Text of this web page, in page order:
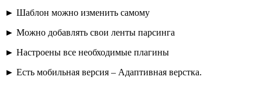
► Шаблон можно изменить самому
► Можно добавлять свои ленты парсинга
► Настроены все необходимые плагины
► Есть мобильная версия – Адаптивная верстка.